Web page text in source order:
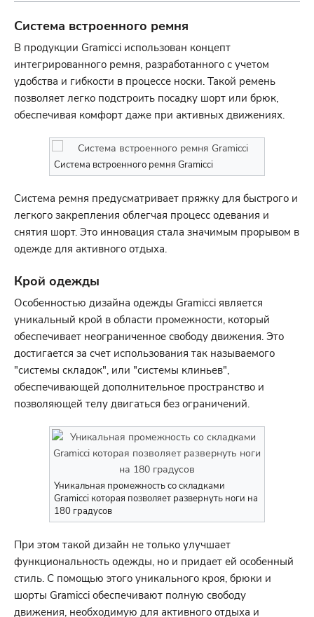
Система встроенного ремня
В продукции Gramicci использован концепт
интегрированного ремня, разработанного с учетом
удобства и гибкости в процессе носки. Такой ремень
позволяет легко подстроить посадку шорт или брюк,
обеспечивая комфорт даже при активных движениях.
Система встроенного ремня Gramicci
Система ремня предусматривает пряжку для быстрого и
легкого закрепления облегчая процесс одевания и
снятия шорт. Это инновация стала значимым прорывом в
одежде для активного отдыха.
Крой одежды
Особенностью дизайна одежды Gramicci является
уникальный крой в области промежности, который
обеспечивает неограниченное свободу движения. Это
достигается за счет использования так называемого
"системы складок", или "системы клиньев",
обеспечивающей дополнительное пространство и
позволяющей телу двигаться без ограничений.
Уникальная промежность со складками
Gramicci которая позволяет развернуть ноги на
180 градусов
При этом такой дизайн не только улучшает
функциональность одежды, но и придает ей особенный
стиль. С помощью этого уникального кроя, брюки и
шорты Gramicci обеспечивают полную свободу
движения, необходимую для активного отдыха и